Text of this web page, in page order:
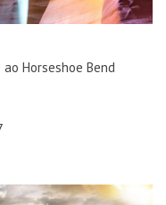
Horseshoe Bend